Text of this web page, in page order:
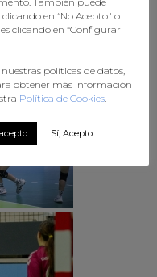
en “No Acepto" o
clicando en “Configurar
políticas de datos,
obtener más información
Política de Cookies
Sí, Acepto